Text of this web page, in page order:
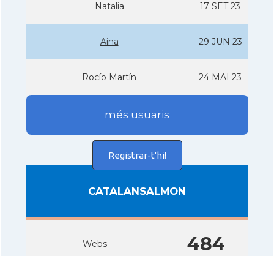
Natalia 17 SET 23
Aina 29 JUN 23
Rocí­o Martí­n 24 MAI 23
més usuaris
Registrar-t'hi!
CATALANSALMON
Webs 484